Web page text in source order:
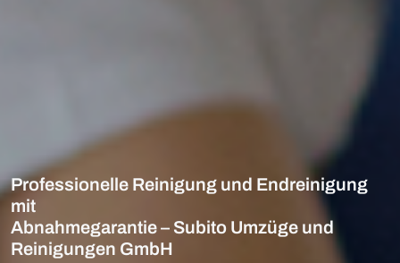
Professionelle Reinigung und Endreinigung
mit
Abnahmegarantie – Subito Umzüge und
Reinigungen GmbH